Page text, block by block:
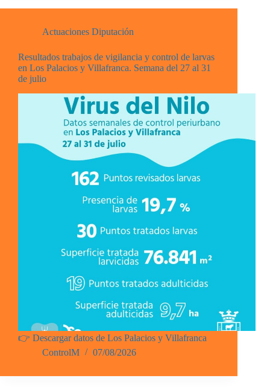
Actuaciones Diputación
Resultados trabajos de vigilancia y control de larvas
en Los Palacios y Villafranca. Semana del 27 al 31
de julio
👉 Descargar datos de Los Palacios y Villafranca
ControlM
07/08/2026